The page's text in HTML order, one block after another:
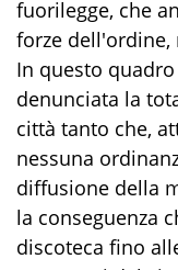
fuorilegge, che
forze dell'ordine,
In questo
denunciata la
città tanto che,
nessuna
diffusione della
la conseguenza
discoteca fino